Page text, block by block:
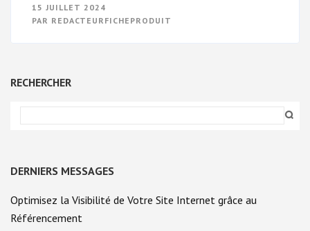
POUR
15 JUILLET 2024
PAR REDACTEURFICHEPRODUIT
RECHERCHER
DERNIERS MESSAGES
Optimisez la Visibilité de Votre Site Internet grâce au
Référencement